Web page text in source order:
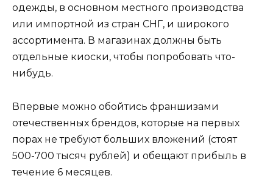
одежды, в основном местного производства
или импортной из стран СНГ, и широкого
ассортимента. В магазинах должны быть
отдельные киоски, чтобы попробовать что-
нибудь.
Впервые можно обойтись франшизами
отечественных брендов, которые на первых
порах не требуют больших вложений (стоят
500-700 тысяч рублей) и обещают прибыль в
течение 6 месяцев.